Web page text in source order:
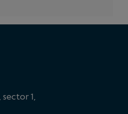
sector 1,